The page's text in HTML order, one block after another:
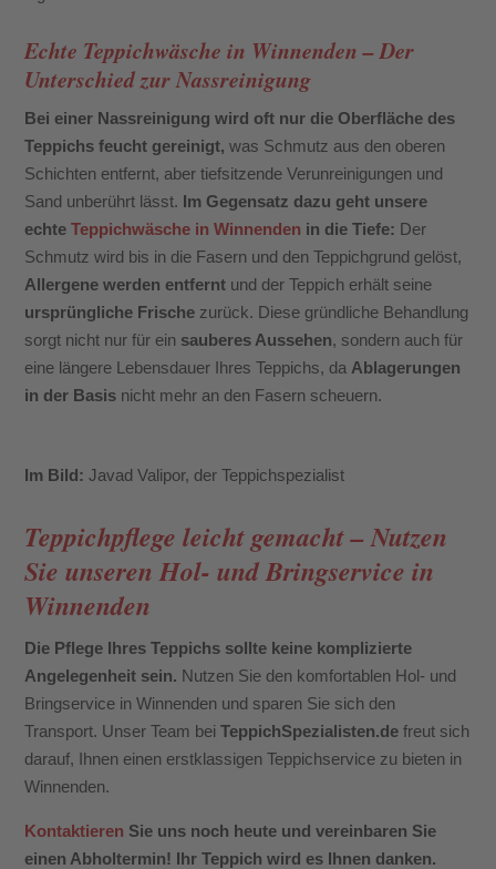
Echte Teppichwäsche in Winnenden – Der
Unterschied zur Nassreinigung
Bei einer Nassreinigung wird oft nur die Oberfläche des
Teppichs feucht gereinigt, was Schmutz aus den oberen
Schichten entfernt, aber tiefsitzende Verunreinigungen und
Sand unberührt lässt. Im Gegensatz dazu geht unsere
echteTeppichwäsche in Winnenden in die Tiefe: Der
Schmutz wird bis in die Fasern und den Teppichgrund gelöst,
Allergene werden entfernt und der Teppich erhält seine
ursprüngliche Frische zurück. Diese gründliche Behandlung
sorgt nicht nur für ein sauberes Aussehen, sondern auch für
eine längere Lebensdauer Ihres Teppichs, da Ablagerungen
in der Basis nicht mehr an den Fasern scheuern.
Im Bild: Javad Valipor, der Teppichspezialist
Teppichpflege leicht gemacht – Nutzen
Sie unseren Hol- und Bringservice in
Winnenden
Die Pflege Ihres Teppichs sollte keine komplizierte
Angelegenheit sein. Nutzen Sie den komfortablen Hol- und
Bringservice in Winnenden und sparen Sie sich den
Transport. Unser Team beiTeppichSpezialisten.de freut sich
darauf, Ihnen einen erstklassigen Teppichservice zu bieten in
Winnenden.
Kontaktieren Sie uns noch heute und vereinbaren Sie
einen Abholtermin! Ihr Teppich wird es Ihnen danken.